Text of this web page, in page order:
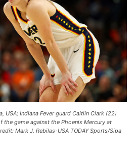
USA; Indiana Fever guard Caitlin Clark (22)
game against the Phoenix Mercury at
Mark J. Rebilas-USA TODAY Sports/Sipa